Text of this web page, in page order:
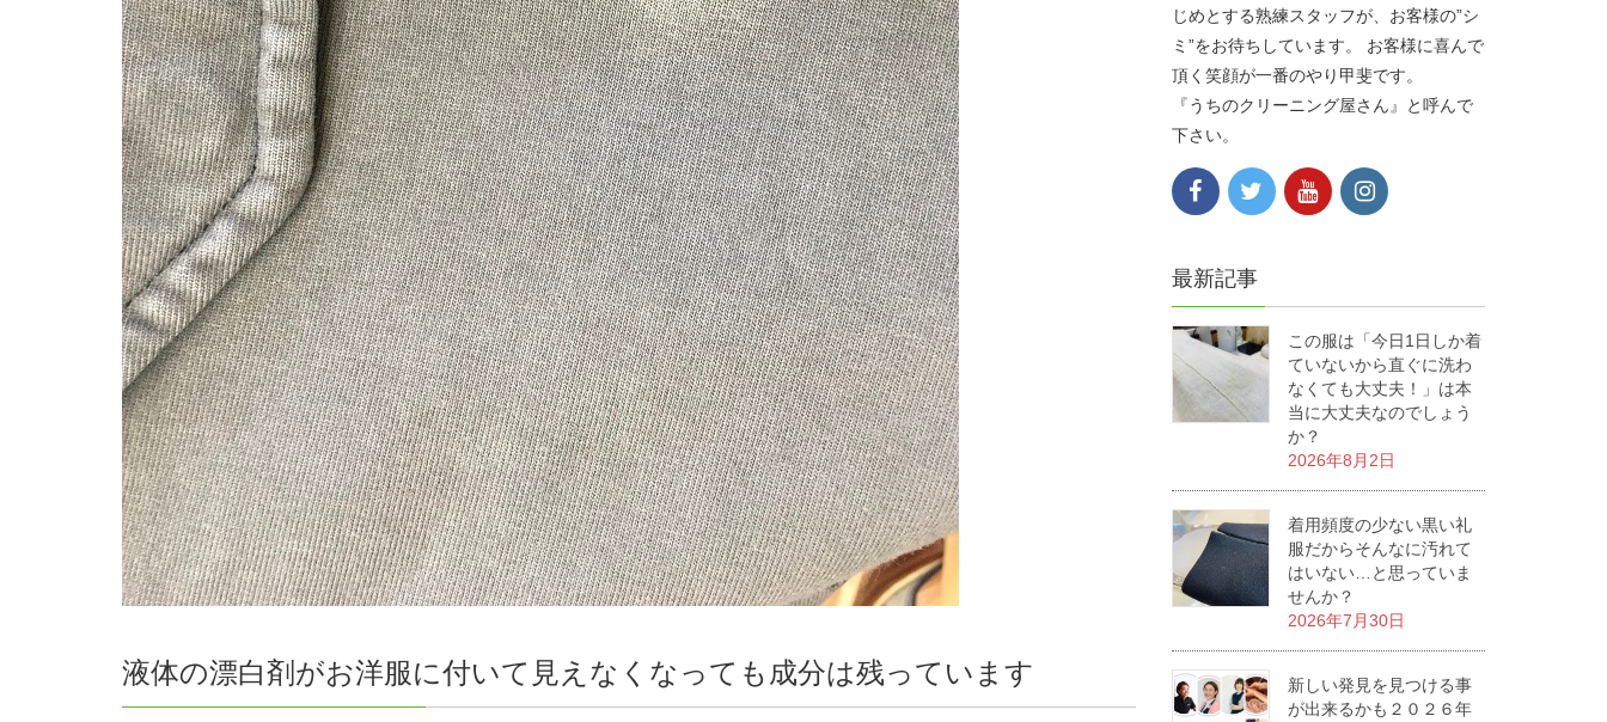
液体の漂白剤がお洋服に付いて見えなくなっても成分は残っています
じめとする熟練スタッフが、お客様の”シ
ミ”をお待ちしています。 お客様に喜んで
頂く笑顔が一番のやり甲斐です。
『うちのクリーニング屋さん』と呼んで
下さい。
最新記事
この服は「今日1日しか着
ていないから直ぐに洗わ
なくても大丈夫！」は本
当に大丈夫なのでしょう
か？
2026年8月2日
着用頻度の少ない黒い礼
服だからそんなに汚れて
はいない…と思っていま
せんか？
2026年7月30日
新しい発見を見つける事
が出来るかも２０２６年